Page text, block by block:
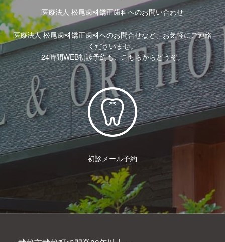
医療法人 松尾歯科矯正歯科へのお問い合わせ
医療法人 松尾歯科矯正歯科へのお問合せなど、お気軽にご連絡
くださいませ。
24時間WEB初診予約も、こちらからどうぞ。
初診メール予約